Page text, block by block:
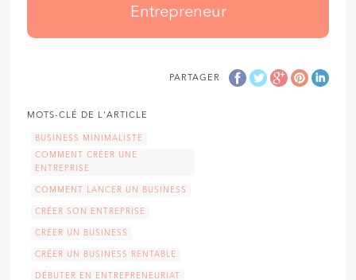
Entrepreneur
PARTAGER
MOTS-CLÉ DE L'ARTICLE
BUSINESS MINIMALISTE
COMMENT CRÉER UNE
ENTREPRISE
COMMENT LANCER UN BUSINESS
CRÉER SON ENTREPRISE
CRÉER UN BUSINESS
CRÉER UN BUSINESS RENTABLE
DÉBUTER EN ENTREPRENEURIAT